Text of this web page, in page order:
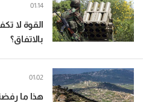
القوة لا
بالاتفاق؟
01:14
هذا ما
01:02